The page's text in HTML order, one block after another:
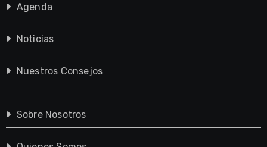
Agenda
Noticias
Nuestros Consejos
Sobre Nosotros